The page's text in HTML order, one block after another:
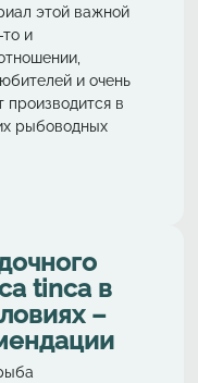
этой важной
и
и очень
в
рыбоводных
tinca в
–